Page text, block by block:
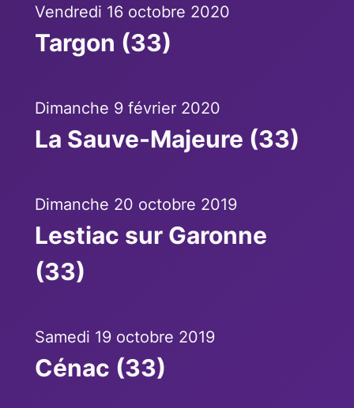
Vendredi 16 octobre 2020
Targon (33)
Dimanche 9 février 2020
La Sauve-Majeure (33)
Dimanche 20 octobre 2019
Lestiac sur Garonne
(33)
Samedi 19 octobre 2019
Cénac (33)